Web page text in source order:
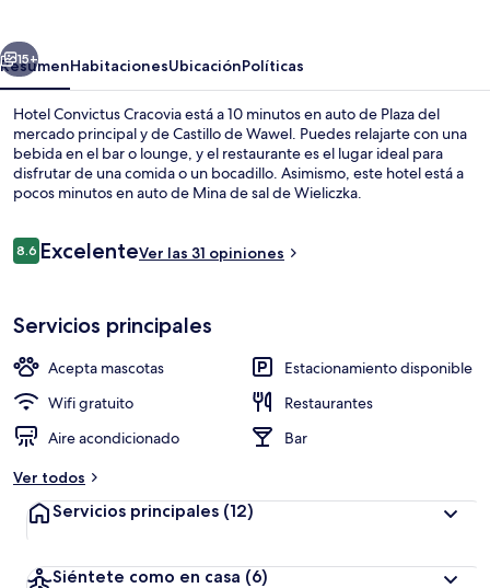
Siguiente
15+
ResumenHabitacionesUbicaciónPolíticas
Hotel Convictus Cracovia está a 10 minutos en auto de Plaza del
mercado principal y de Castillo de Wawel. Puedes relajarte con una
bebida en el bar o lounge, y el restaurante es el lugar ideal para
disfrutar de una comida o un bocadillo. Asimismo, este hotel está a
pocos minutos en auto de Mina de sal de Wieliczka.
Opiniones
8.68.6 de 10,
ExcelenteVer las 31 opiniones
Servicios principales
Acepta mascotas
Estacionamiento disponible
Wifi gratuito
Restaurantes
Aire acondicionado
Bar
Ver todos
Servicios principales (12)
Siéntete como en casa (6)